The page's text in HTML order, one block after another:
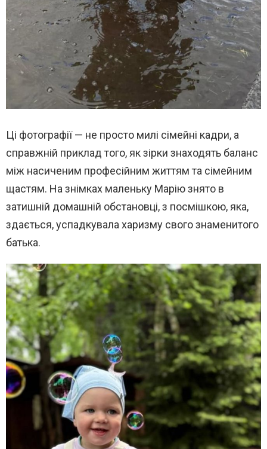
Ці фотографії — не просто милі сімейні кадри, а
справжній приклад того, як зірки знаходять баланс
між насиченим професійним життям та сімейним
щастям. На знімках маленьку Марію знято в
затишній домашній обстановці, з посмішкою, яка,
здається, успадкувала харизму свого знаменитого
батька.